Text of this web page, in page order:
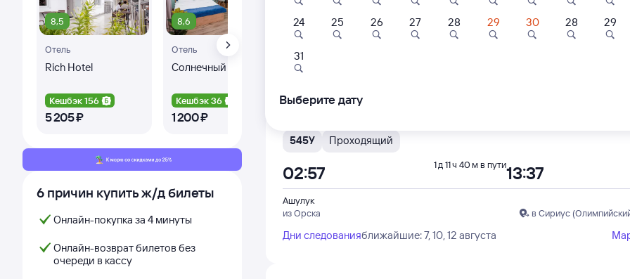
8,5
Отель
Rich Hotel
Кешбэк 156
5 ⁠205 ⁠₽
8,6
Отель
Солнечный День
Кешбэк 36
1 ⁠200 ⁠₽
8,8
Гостевой дом
Кешбэк 90
6 причин купить ж/д билеты
Онлайн-покупка за 4 минуты
Онлайн-возврат билетов без
очереди в кассу
Ашулук
из Астрахани
00:45 08:40
545У Проходящий
Ашулук
из Орска
в Сириус
02:57 13:37
1 д 11 ч 40 м в пути
Дни следованияближайшие: 7, 10, 12 августа
24 25 26 27 28 29 30
31
28 29
Выберите дату